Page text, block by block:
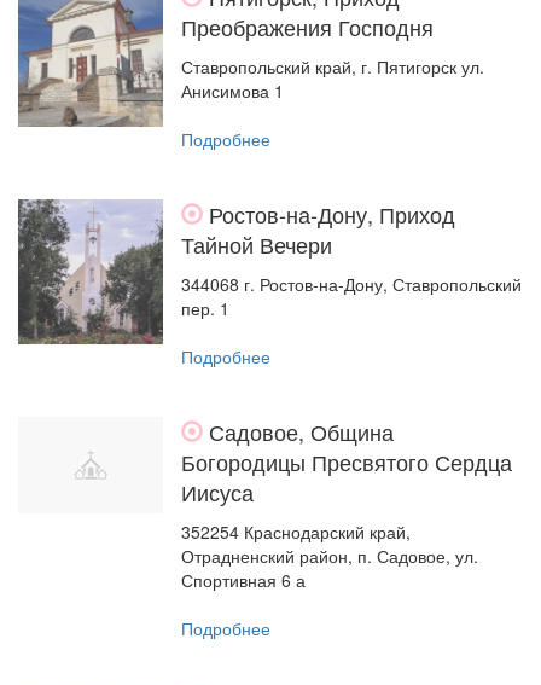
Преображения Господня
Ставропольский край, г. Пятигорск ул.
Анисимова 1
Подробнее
Ростов-на-Дону, Приход
Тайной Вечери
344068 г. Ростов-на-Дону, Ставропольский
пер. 1
Подробнее
Садовое, Община
Богородицы Пресвятого Сердца
Иисуса
352254 Краснодарский край,
Отрадненский район, п. Садовое, ул.
Спортивная 6 а
Подробнее